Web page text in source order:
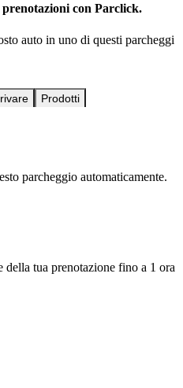
prenotazioni con Parclick.
auto in uno di questi parcheggi
Prodotti
parcheggio automaticamente.
tua prenotazione fino a 1 ora